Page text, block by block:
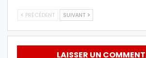
PRÉCÉDENT SUIVANT
LAISSER UN